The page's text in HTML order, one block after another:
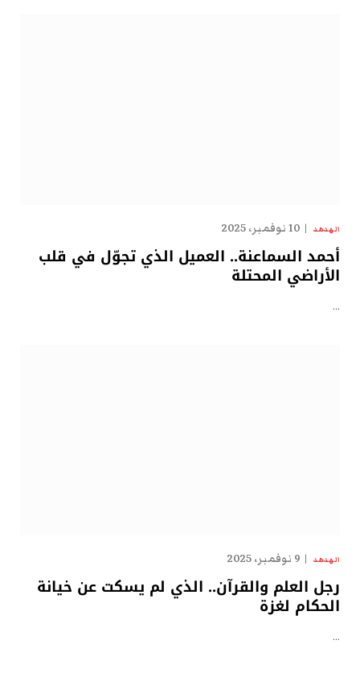
الهدهد 10 نوفمبر، 2025
أحمد السماعنة.. العميل الذي تجوّل في قلب
الأراضي المحتلة
…
الهدهد 9 نوفمبر، 2025
رجل العلم والقرآن.. الذي لم يسكت عن خيانة
الحكام لغزة
…